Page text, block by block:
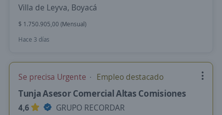
Villa de Leyva, Boyacá
$ 1.750.905,00 (Mensual)
Hace 3 días
Se precisa Urgente Empleo destacado
Tunja Asesor Comercial Altas Comisiones
4,6
GRUPO RECORDAR